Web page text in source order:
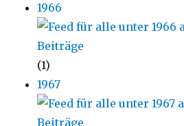
1966
(1)
1967